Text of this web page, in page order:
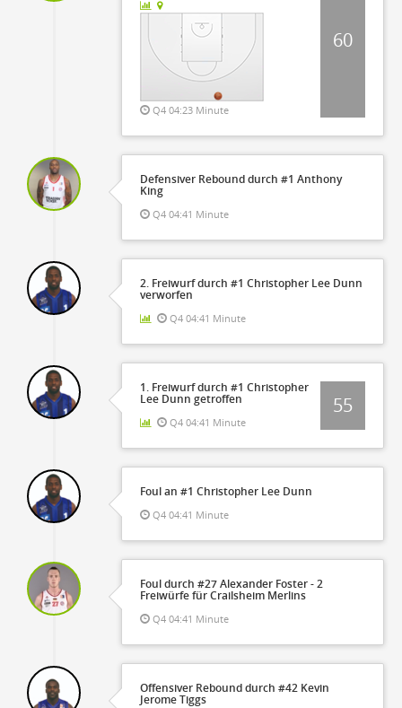
Q4 04:23 Minute
60
Defensiver Rebound durch #1 Anthony
King
Q4 04:41 Minute
2. Freiwurf durch #1 Christopher Lee Dunn
verworfen
Q4 04:41 Minute
1. Freiwurf durch #1 Christopher
Lee Dunn getroffen
Q4 04:41 Minute
55
Foul an #1 Christopher Lee Dunn
Q4 04:41 Minute
Foul durch #27 Alexander Foster - 2
Freiwürfe für Crailsheim Merlins
Q4 04:41 Minute
Offensiver Rebound durch #42 Kevin
Jerome Tiggs